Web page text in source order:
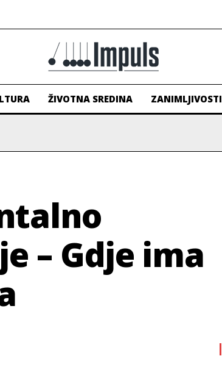
ŽIVOTNA SREDINA ZANIMLJIVOSTI
– Gdje ima